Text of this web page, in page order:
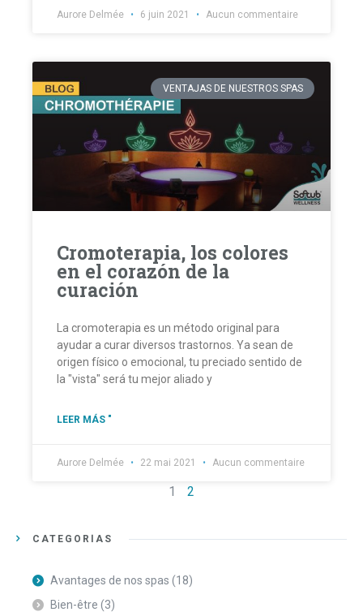
Aurore Delmée 6 juin 2021 Aucun commentaire
VENTAJAS DE NUESTROS SPAS
Cromoterapia, los colores
en el corazón de la
curación
La cromoterapia es un método original para
ayudar a curar diversos trastornos. Ya sean de
origen físico o emocional, tu preciado sentido de
la "vista" será tu mejor aliado y
LEER MÁS "
Aurore Delmée 22 mai 2021 Aucun commentaire
1 2
CATEGORÍAS
Avantages de nos spas (18)
Bien-être (3)